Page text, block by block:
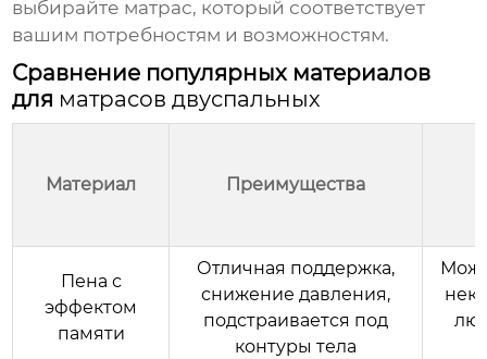
выбирайте матрас, который соответствует
вашим потребностям и возможностям.
Сравнение популярных материалов
для матрасов двуспальных
Материал Преимущества
Пена с
эффектом
памяти
Отличная поддержка,
снижение давления,
подстраивается под
контуры тела